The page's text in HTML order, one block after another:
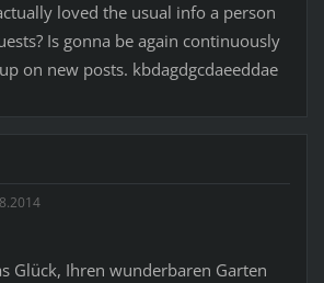
loved the usual info a person
Is gonna be again continuously
on new posts. kbdagdgcdaeeddae
Glück, Ihren wunderbaren Garten